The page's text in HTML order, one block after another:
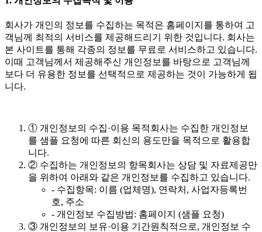
회사가 개인의 정보를 수집하는 목적은 홈페이지를 통하여 고
객님께 최적의 서비스를 제공해드리기 위한 것입니다. 회사는
본 사이트를 통해 각종의 정보를 무료로 서비스하고 있습니다.
이때 고객님께서 제공해주신 개인정보를 바탕으로 고객님께
보다 더 유용한 정보를 선택적으로 제공하는 것이 가능하게 됩
니다.
① 개인정보의 수집·이용 목적회사는 수집한 개인정보
를 샘플 요청에 따른 회신의 용도만을 목적으로 활용합
니다.
② 수집하는 개인정보의 항목회사는 상담 및 자료제공만
을 위하여 아래와 같은 개인정보를 수집하고 있습니다.
- 수집항목: 이름 (업체명), 연락처, 사업자등록번
호, 주소
- 개인정보 수집방법: 홈페이지 (샘플 요청)
③ 개인정보의 보유·이용 기간원칙적으로, 개인정보 수